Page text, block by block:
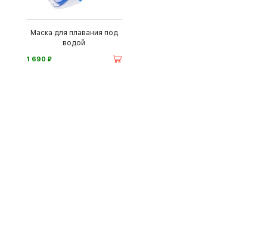
Маска для плавания под
водой
1 690 ⃏